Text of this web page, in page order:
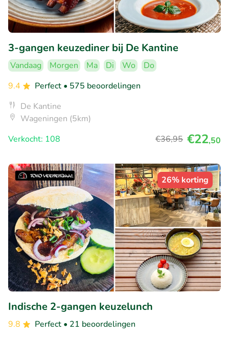
3-gangen keuzediner bij De Kantine
Vandaag Morgen Ma Di Wo
Do
9.4
Perfect • 575 beoordelingen
De Kantine
Wageningen (5km)
Verkocht: 108
€36,95 €22,50
26% korting
Indische 2-gangen keuzelunch
9.8 Perfect • 21 beoordelingen